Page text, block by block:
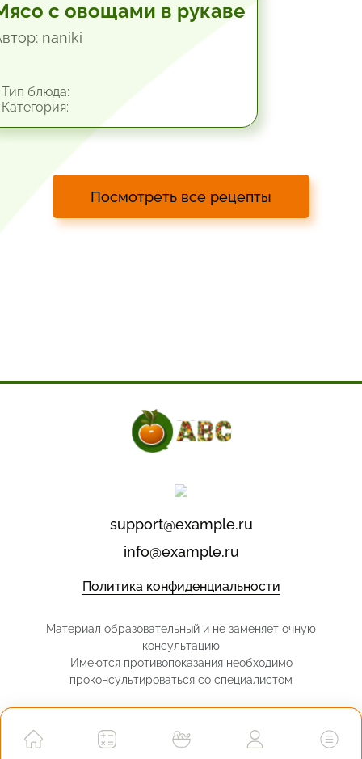
с овощами в рукаве
naniki
блюда:
Посмотреть все рецепты
support@example.ru
info@example.ru
Политика конфиденциальности
Материал образовательный и не заменяет очную
консультацию
Имеются противопоказания необходимо
проконсультироваться со специалистом